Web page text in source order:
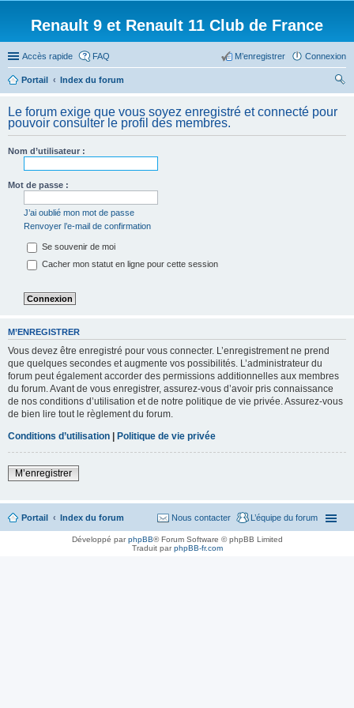
Renault 9 et Renault 11 Club de France
Accès rapide FAQ Connexion
M’enregistrer
Portail
Index du forum
her
ch
Le forum exige que vous soyez enregistré et connecté pour
pouvoir consulter le profil des membres.
Nom d’utilisateur :
Mot de passe :
J’ai oublié mon mot de passe
Renvoyer l’e-mail de confirmation
Se souvenir de moi
Cacher mon statut en ligne pour cette session
M’ENREGISTRER
Vous devez être enregistré pour vous connecter. L’enregistrement ne prend
que quelques secondes et augmente vos possibilités. L’administrateur du
forum peut également accorder des permissions additionnelles aux membres
du forum. Avant de vous enregistrer, assurez-vous d’avoir pris connaissance
de nos conditions d’utilisation et de notre politique de vie privée. Assurez-vous
de bien lire tout le règlement du forum.
Conditions d’utilisation | Politique de vie privée
M’enregistrer
Portail Index du forum L’équipe du forum
Nous contacter
Développé parphpBB® Forum Software © phpBB Limited
Traduit parphpBB-fr.com